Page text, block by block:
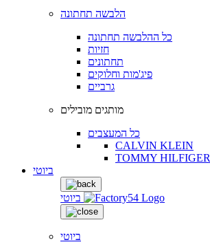
הלבשה תחתונה
כל ההלבשה תחתונה
חזיות
תחתונים
פיג'מות וחלוקים
גרביים
מותגים מובילים
כל המעצבים
CALVIN KLEIN
TOMMY HILFIGER
ביוטי
ביוטי
ביוטי